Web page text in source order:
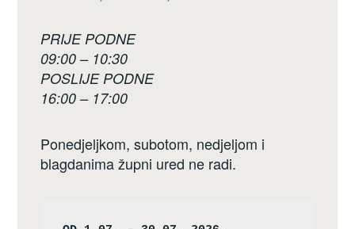
PRIJE PODNE
09:00 – 10:30
POSLIJE PODNE
16:00 – 17:00
Ponedjeljkom, subotom, nedjeljom i
blagdanima župni ured ne radi.